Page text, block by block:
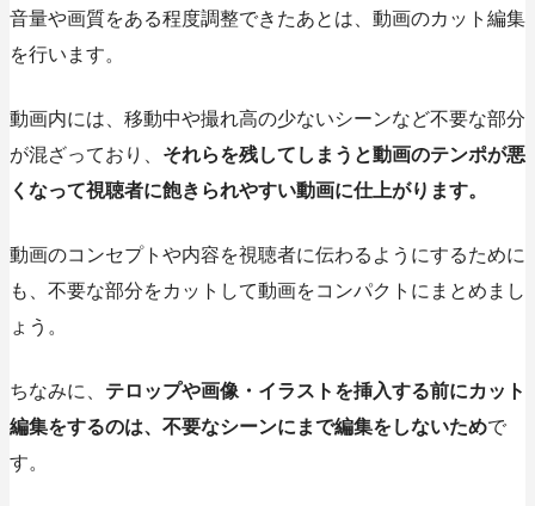
音量や画質をある程度調整できたあとは、動画のカット編集
を行います。
動画内には、移動中や撮れ高の少ないシーンなど不要な部分
が混ざっており、 それらを残してしまうと動画のテンポが悪
くなって視聴者に飽きられやすい動画に仕上がります。
動画のコンセプトや内容を視聴者に伝わるようにするために
も、不要な部分をカットして動画をコンパクトにまとめまし
ょう。
ちなみに、 テロップや画像・イラストを挿入する前にカット
編集をするのは、不要なシーンにまで編集をしないためで
す。